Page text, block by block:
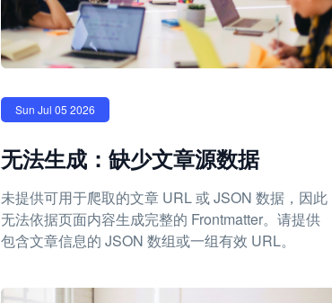
Sun Jul 05 2026
无法生成：缺少文章源数据
未提供可用于爬取的文章 URL 或 JSON 数据，因此
无法依据页面内容生成完整的 Frontmatter。请提供
包含文章信息的 JSON 数组或一组有效 URL。